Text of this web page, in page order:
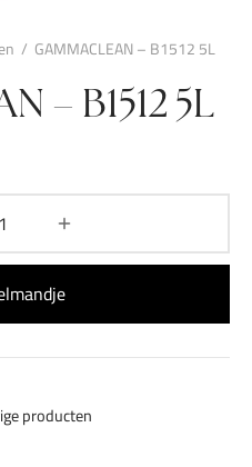
/ GAMMACLEAN – B1512 5L
– B1512 5L
producten